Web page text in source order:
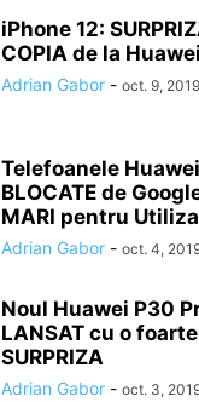
iPhone 12:
COPIA de la
Adrian Gabor - oct. 9,
Telefoanele
BLOCATE de
MARI pentru
Adrian Gabor - oct. 4,
Noul Huawei P30
LANSAT cu o
SURPRIZA
Adrian Gabor - oct. 3,